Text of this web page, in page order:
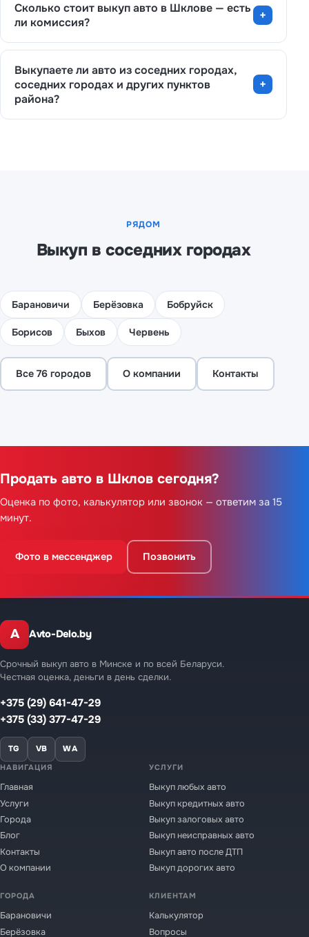
Сколько стоит выкуп авто в Шклове — есть
ли комиссия?
Выкупаете ли авто из соседних городах,
соседних городах и других пунктов
района?
РЯДОМ
Выкуп в соседних городах
Барановичи Берёзовка Бобруйск
Борисов Быхов Червень
Все 76 городов О компании Контакты
Продать авто в Шклов сегодня?
Оценка по фото, калькулятор или звонок — ответим за 15
минут.
Фото в мессенджер Позвонить
A Avto-Delo.by
Срочный выкуп авто в Минске и по всей Беларуси.
Честная оценка, деньги в день сделки.
+375 (29) 641-47-29
+375 (33) 377-47-29
TG VB WA
НАВИГАЦИЯ
Главная
Услуги
Города
Блог
Контакты
О компании
УСЛУГИ
Выкуп любых авто
Выкуп кредитных авто
Выкуп залоговых авто
Выкуп неисправных авто
Выкуп авто после ДТП
Выкуп дорогих авто
ГОРОДА
Барановичи
Берёзовка
КЛИЕНТАМ
Калькулятор
Вопросы